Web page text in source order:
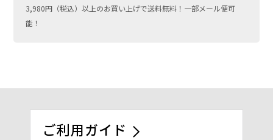
3,980円（税込）以上のお買い上げで送料無料！一部メール便可
能！
ご利用ガイド